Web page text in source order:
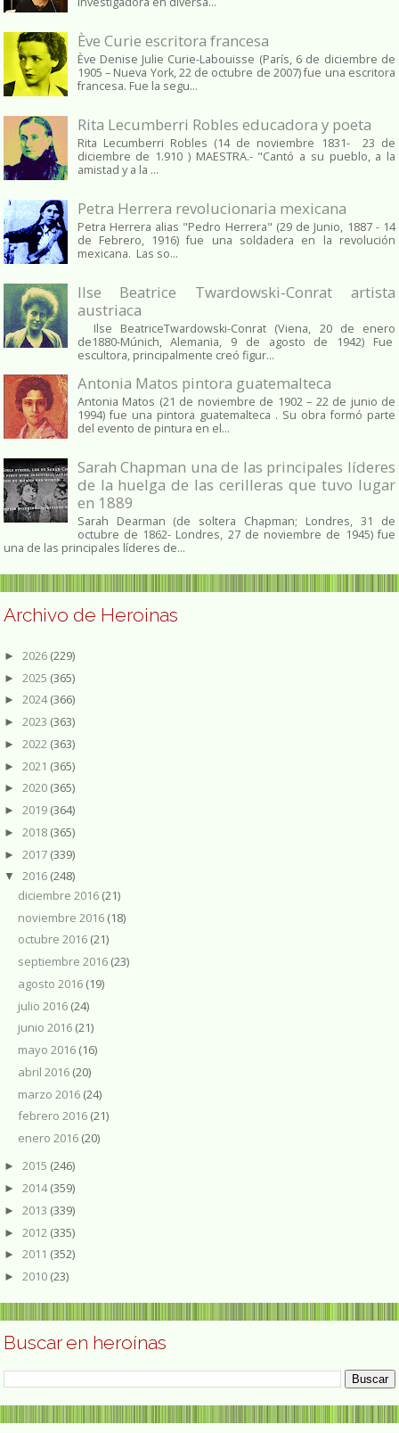
Ève Curie escritora francesa
Ève Denise Julie Curie-Labouisse (París, 6 de diciembre de
1905 – Nueva York, 22 de octubre de 2007) fue una escritora
francesa. Fue la segu...
Rita Lecumberri Robles educadora y poeta
Rita Lecumberri Robles (14 de noviembre 1831- 23 de
diciembre de 1.910 ) MAESTRA.- "Cantó a su pueblo, a la
amistad y a la ...
Petra Herrera revolucionaria mexicana
Petra Herrera alias "Pedro Herrera" (29 de Junio, 1887 - 14
de Febrero, 1916) fue una soldadera en la revolución
mexicana. Las so...
Ilse Beatrice Twardowski-Conrat artista
austriaca
Ilse BeatriceTwardowski-Conrat (Viena, 20 de enero
de1880-Múnich, Alemania, 9 de agosto de 1942) Fue
escultora, principalmente creó figur...
Antonia Matos pintora guatemalteca
Antonia Matos (21 de noviembre de 1902 – 22 de junio de
1994) fue una pintora guatemalteca . Su obra formó parte
del evento de pintura en el...
Sarah Chapman una de las principales líderes
de la huelga de las cerilleras que tuvo lugar
en 1889
Sarah Dearman (de soltera Chapman; Londres, 31 de
octubre de 1862​- Londres, 27 de noviembre de 1945)​ fue
una de las principales líderes de...
Archivo de Heroinas
► 2026 (229)
► 2025 (365)
► 2024(366)
► 2023 (363)
► 2022 (363)
► 2021 (365)
► 2020 (365)
► 2019 (364)
► 2018 (365)
► 2017 (339)
▼ 2016 (248)
diciembre 2016 (21)
noviembre 2016 (18)
octubre 2016 (21)
septiembre 2016 (23)
agosto 2016 (19)
julio 2016 (24)
junio 2016 (21)
mayo 2016 (16)
abril 2016 (20)
marzo 2016 (24)
febrero 2016 (21)
enero 2016 (20)
► 2015 (246)
► 2014(359)
► 2013 (339)
► 2012 (335)
► 2011 (352)
► 2010 (23)
Buscar en heroínas